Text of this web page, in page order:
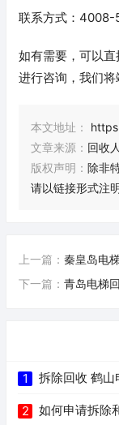
联系方式：
如有需要，可以
进行咨询，我们将
本文地址：
文章来源： 回收人
版权声明： 除非
请以链接形式注
上一篇： 秦皇岛电
下一篇： 青岛电梯
1 拆除回
2 如何申请拆除